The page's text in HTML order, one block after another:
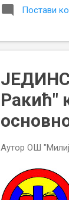
Постави
Ракић"
Аутор ОШ